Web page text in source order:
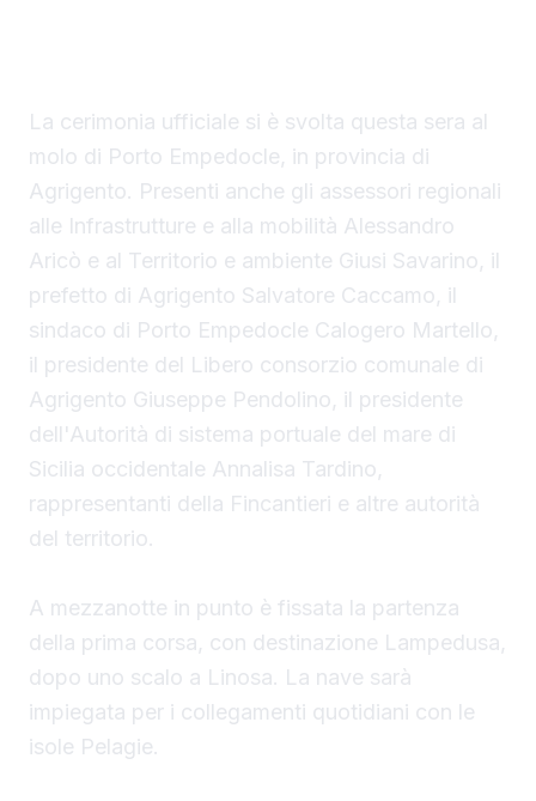
La cerimonia ufficiale si è svolta questa sera al
molo di Porto Empedocle, in provincia di
Agrigento. Presenti anche gli assessori regionali
alle Infrastrutture e alla mobilità Alessandro
Aricò e al Territorio e ambiente Giusi Savarino, il
prefetto di Agrigento Salvatore Caccamo, il
sindaco di Porto Empedocle Calogero Martello,
il presidente del Libero consorzio comunale di
Agrigento Giuseppe Pendolino, il presidente
dell'Autorità di sistema portuale del mare di
Sicilia occidentale Annalisa Tardino,
rappresentanti della Fincantieri e altre autorità
del territorio.
A mezzanotte in punto è fissata la partenza
della prima corsa, con destinazione Lampedusa,
dopo uno scalo a Linosa. La nave sarà
impiegata per i collegamenti quotidiani con le
isole Pelagie.